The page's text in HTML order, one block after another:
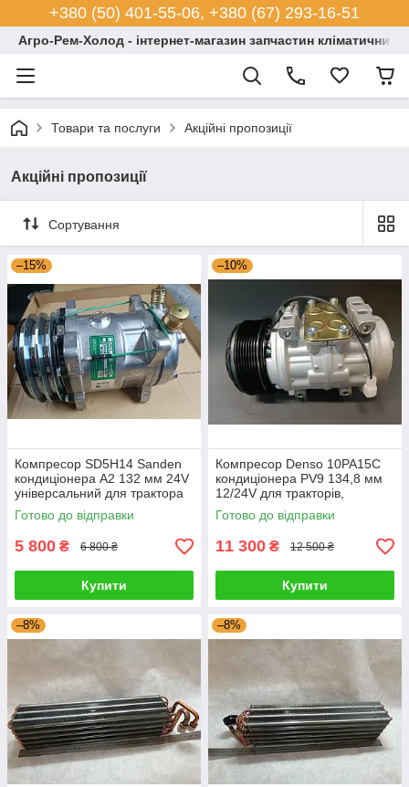
+380 (50) 401-55-06, +380 (67) 293-16-51
Агро-Рем-Холод - інтернет-магазин запчастин кліматичних
Товари та послуги Акційні пропозиції
Акційні пропозиції
Сортування
–15%
Компресор SD5H14 Sanden
кондиціонера А2 132 мм 24V
універсальний для трактора
комбайна
Готово до відправки
5 800 ₴ 6 800 ₴
Купити
–10%
Компресор Denso 10РА15С
кондиціонера PV9 134,8 мм
12/24V для тракторів,
комбайнів, автомобілів
Готово до відправки
11 300 ₴ 12 500 ₴
Купити
–8% –8%